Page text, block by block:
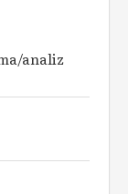
analiz